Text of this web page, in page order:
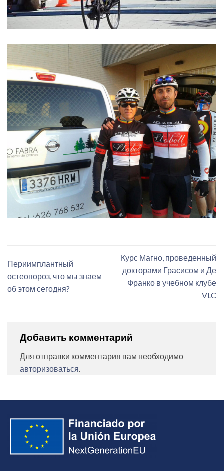
Периимплантный
остеопороз, что мы знаем
об этом сегодня?
Курс Магно, проведенный
докторами Грасисом и Де
Франко в учебном клубе
VLC
Добавить комментарий
Для отправки комментария вам необходимо
авторизоваться